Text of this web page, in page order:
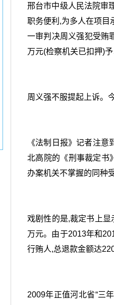
邢台市中级人民法院审
职务便利,为多人在项目
一审判决周义强犯受贿
万元(检察机关已扣押)
周义强不服提起上诉。
《法制日报》记者注
北高院的《刑事裁定书
办案机关不掌握的同种
戏剧性的是,裁定书上
万元。由于2013年和
行贿人,总退款金额达
2009年正值河北省“三